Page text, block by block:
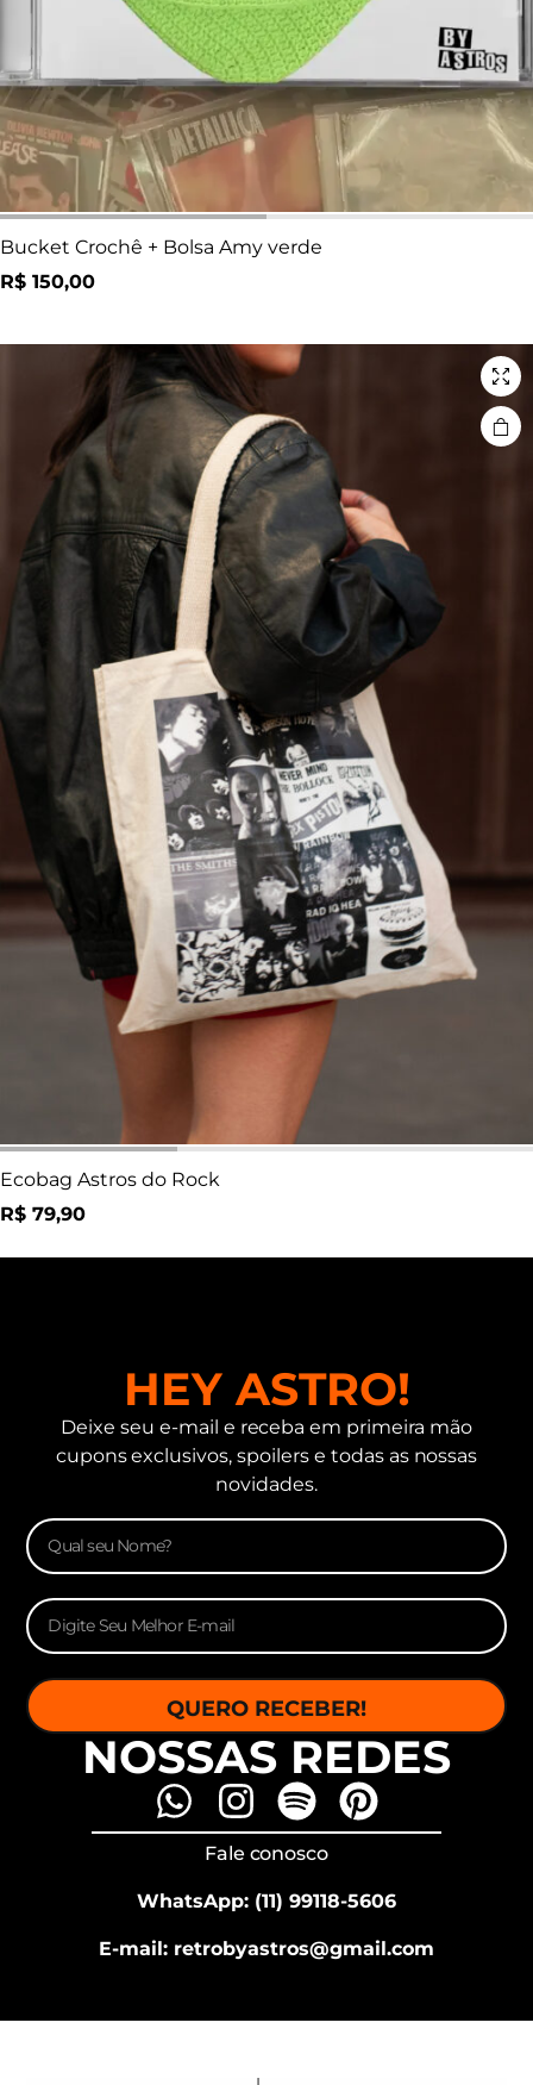
Bucket Crochê + Bolsa Amy verde
R$150,00
Ecobag Astros do Rock
R$79,90
HEY ASTRO!
Deixe seu e-mail e receba em primeira mão
cupons exclusivos, spoilers e todas as nossas
novidades.
QUERO RECEBER!
NOSSAS REDES
Fale conosco
WhatsApp: (11) 99118-5606
E-mail: retrobyastros@gmail.com